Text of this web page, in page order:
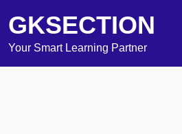
GKSECTION
Your Smart Learning Partner